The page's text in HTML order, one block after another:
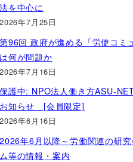
法を中心に
2026年7月25日
第96回 政府が進める「労使コミ
は何が問題か
2026年7月16日
保護中: NPO法人働き方ASU-
お知らせ [会員限定]
2026年6月16日
2026年6月以降～労働関連の研
ム等の情報・案内